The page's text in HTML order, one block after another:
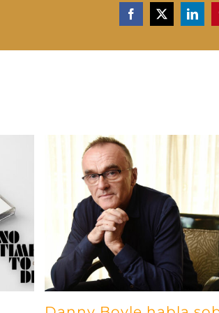
Facebook
X